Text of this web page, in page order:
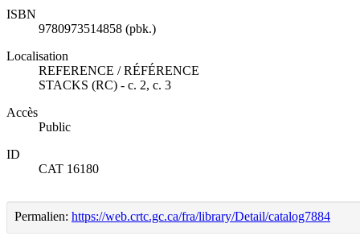
ISBN
9780973514858 (pbk.)
Localisation
REFERENCE / RÉFÉRENCE
STACKS (RC) - c. 2, c. 3
Accès
Public
ID
CAT 16180
Permalien: https://web.crtc.gc.ca/fra/library/Detail/catalog7884